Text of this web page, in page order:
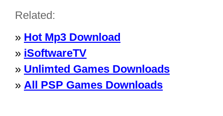
Related:
» Hot Mp3 Download
» iSoftwareTV
» Unlimted Games Downloads
» All PSP Games Downloads